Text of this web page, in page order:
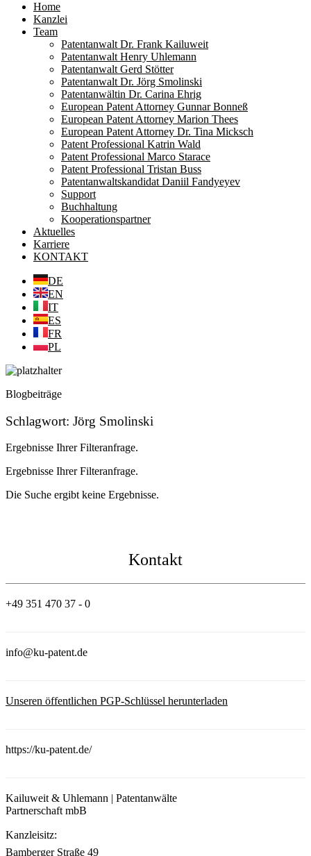
Home
Kanzlei
Team
Patentanwalt Dr. Frank Kailuweit
Patentanwalt Henry Uhlemann
Patentanwalt Gerd Stötter
Patentanwalt Dr. Jörg Smolinski
Patentanwältin Dr. Carina Ehrig
European Patent Attorney Gunnar Bonneß
European Patent Attorney Marion Thees
European Patent Attorney Dr. Tina Micksch
Patent Professional Katrin Wald
Patent Professional Marco Starace
Patent Professional Tristan Buss
Patentanwaltskandidat Daniil Fandyeyev
Support
Buchhaltung
Kooperationspartner
Aktuelles
Karriere
KONTAKT
DE
EN
IT
ES
FR
PL
Blogbeiträge
Schlagwort: Jörg Smolinski
Ergebnisse Ihrer Filteranfrage.
Ergebnisse Ihrer Filteranfrage.
Die Suche ergibt keine Ergebnisse.
Kontakt
+49 351 470 37 - 0
info@ku-patent.de
Unseren öffentlichen PGP-Schlüssel herunterladen
https://ku-patent.de/
Kailuweit & Uhlemann | Patentanwälte
Partnerschaft mbB
Kanzleisitz:
Bamberger Straße 49